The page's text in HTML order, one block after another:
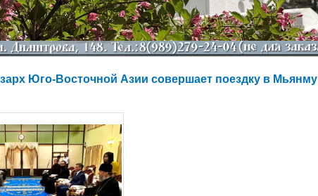
Юго-Восточной Азии совершает поездку в Мьянму